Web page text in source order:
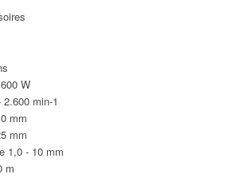
600 W
2.600 min-1
mm
mm
1,0 - 10 mm
m